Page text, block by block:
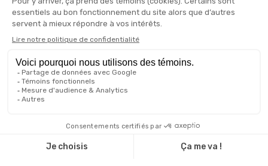
Fondations
Forage de voûte parapluie
Forage horizontal
Puits géothermique
© 2025 GeoRocFor ∙Q14 | WEB + DESIGN + MARKETING